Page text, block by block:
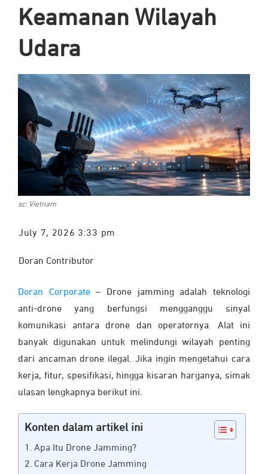
Keamanan Wilayah
Udara
sc: Vietnam
July 7, 2026 3:33 pm
Doran Contributor
Doran Corporate– Drone jamming adalah teknologi
anti-drone yang berfungsi mengganggu sinyal
komunikasi antara drone dan operatornya. Alat ini
banyak digunakan untuk melindungi wilayah penting
dari ancaman drone ilegal. Jika ingin mengetahui cara
kerja, fitur, spesifikasi, hingga kisaran harganya, simak
ulasan lengkapnya berikut ini.
Konten dalam artikel ini
Apa Itu Drone Jamming?
Cara Kerja Drone Jamming